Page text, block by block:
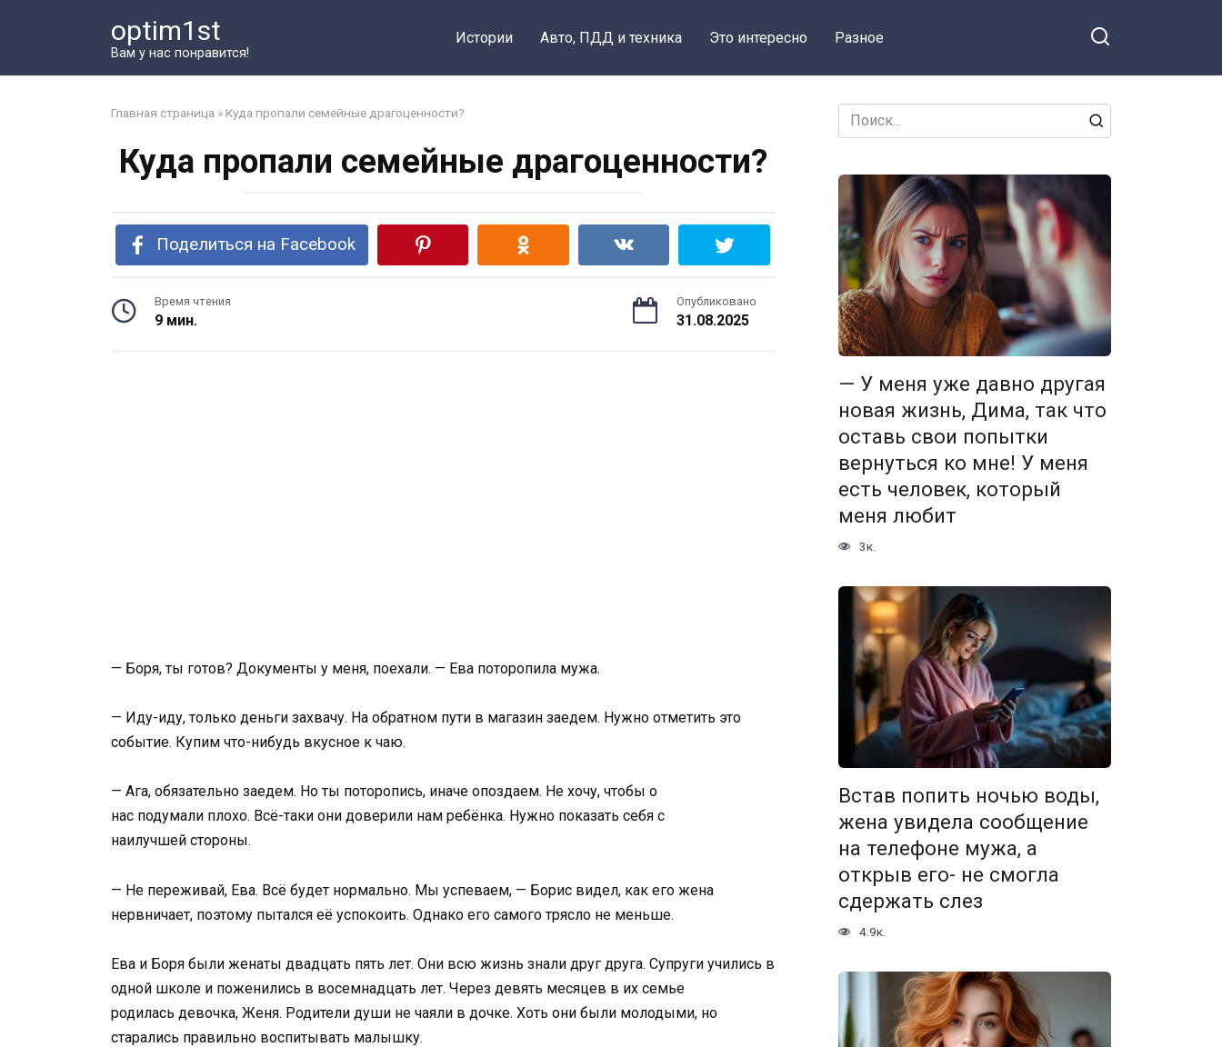
optim1st
Вам у нас понравится!
Истории Авто, ПДД и техника Это интересно Разное
Главная страница » Куда пропали семейные драгоценности?
Куда пропали семейные драгоценности?
Поделиться на Facebook
Время чтения
9 мин.
Опубликовано
31.08.2025
— Боря, ты готов? Документы у меня, поехали. — Ева поторопила мужа.
— Иду-иду, только деньги захвачу. На обратном пути в магазин заедем. Нужно отметить это
событие. Купим что-нибудь вкусное к чаю.
— Ага, обязательно заедем. Но ты поторопись, иначе опоздаем. Не хочу, чтобы о
нас подумали плохо. Всё-таки они доверили нам ребёнка. Нужно показать себя с
наилучшей стороны.
— Не переживай, Ева. Всё будет нормально. Мы успеваем, — Борис видел, как его жена
нервничает, поэтому пытался её успокоить. Однако его самого трясло не меньше.
Ева и Боря были женаты двадцать пять лет. Они всю жизнь знали друг друга. Супруги учились в
одной школе и поженились в восемнадцать лет. Через девять месяцев в их семье
родилась девочка, Женя. Родители души не чаяли в дочке. Хоть они были молодыми, но
старались правильно воспитывать малышку.
Search
for:
— У меня уже давно другая
новая жизнь, Дима, так что
оставь свои попытки
вернуться ко мне! У меня
есть человек, который
меня любит
3к.
Встав попить ночью воды,
жена увидела сообщение
на телефоне мужа, а
открыв его- не смогла
сдержать слез
4.9к.